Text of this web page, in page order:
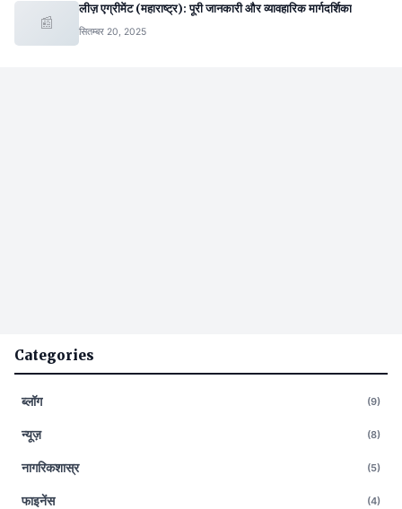
📰
लीज़ एग्रीमेंट (महाराष्ट्र): पूरी जानकारी और व्यावहारिक मार्गदर्शिका
सितम्बर 20, 2025
Categories
ब्लॉग (9)
न्यूज़ (8)
नागरिकशास्र (5)
फाइनेंस (4)